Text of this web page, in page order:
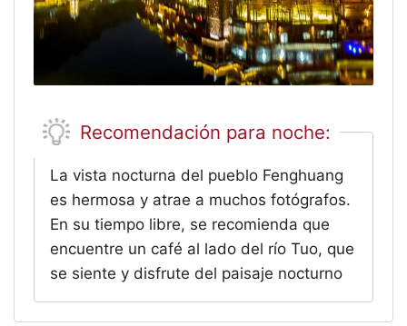
Recomendación para noche:
La vista nocturna del pueblo Fenghuang
es hermosa y atrae a muchos fotógrafos.
En su tiempo libre, se recomienda que
encuentre un café al lado del río Tuo, que
se siente y disfrute del paisaje nocturno